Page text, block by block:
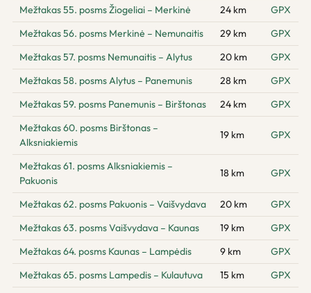
Mežtakas 55. posms Žiogeliai – Merkinė 24 km
GPX
Mežtakas 56. posms Merkinė – Nemunaitis
29 km
GPX
Mežtakas 57. posms Nemunaitis – Alytus
20 km
GPX
Mežtakas 58. posms Alytus – Panemunis
28 km
GPX
Mežtakas 59. posms Panemunis – Birštonas
24 km
GPX
Mežtakas 60. posms Birštonas –
Alksniakiemis
19 km GPX
Mežtakas 61. posms Alksniakiemis –
Pakuonis
18 km GPX
Mežtakas 62. posms Pakuonis – Vaišvydava 20 km
GPX
Mežtakas 63. posms Vaišvydava – Kaunas
19 km
GPX
Mežtakas 64. posms Kaunas – Lampėdis
9 km
GPX
Mežtakas 65. posms Lampedis – Kulautuva
15 km
GPX